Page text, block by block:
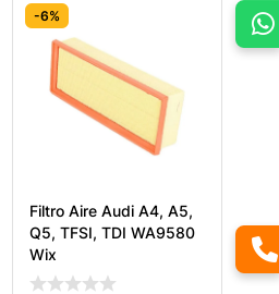
-6%
Filtro Aire Audi A4, A5,
Q5, TFSI, TDI WA9580
Wix